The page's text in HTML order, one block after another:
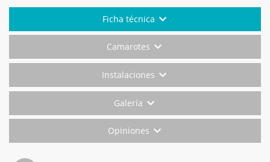
Ficha técnica
Camarotes
Instalaciones
Galería
Opiniones